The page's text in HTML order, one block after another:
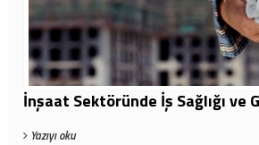
İnşaat Sektöründe İş Sağlığı ve
Yazıyı oku